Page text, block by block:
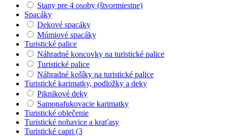
Stany pre 4 osoby (štvormiestne)
Spacáky
Dekové spacáky
Múmiové spacáky
Turistické palice
Náhradné koncovky na turistické palice
Turistické palice
Náhradné košíky na turistické palice
Turistické karimatky, podložky a deky
Piknikové deky
Samonafukovacie karimatky
Turistické oblečenie
Turistické nohavice a kraťasy
Turistické capri (3